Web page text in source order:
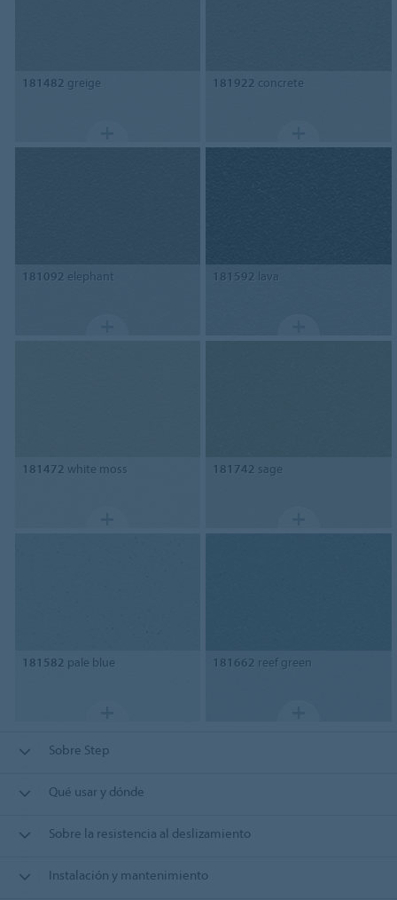
181482 greige 181922 concrete
181092 elephant 181592 lava
181472 white moss 181742 sage
181582 pale blue 181662 reef green
Sobre Step
Qué usar y dónde
Sobre la resistencia al deslizamiento
Instalación y mantenimiento